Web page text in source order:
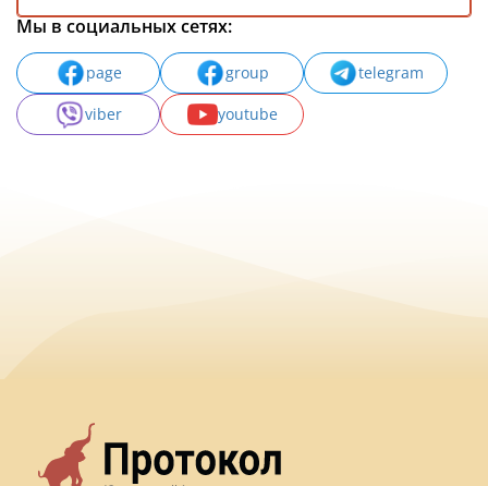
Мы в социальных сетях:
page group
telegram
viber
youtube